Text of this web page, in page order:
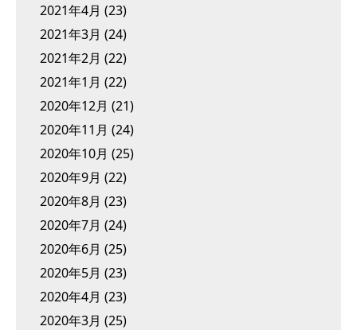
2021年4月 (23)
2021年3月 (24)
2021年2月 (22)
2021年1月 (22)
2020年12月 (21)
2020年11月 (24)
2020年10月 (25)
2020年9月 (22)
2020年8月 (23)
2020年7月 (24)
2020年6月 (25)
2020年5月 (23)
2020年4月 (23)
2020年3月 (25)